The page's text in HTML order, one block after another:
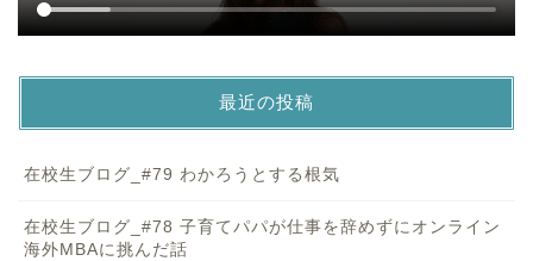
最近の投稿
在校生ブログ_#79 わかろうとする根気
在校生ブログ_#78 子育てパパが仕事を辞めずにオンライン
海外MBAに挑んだ話